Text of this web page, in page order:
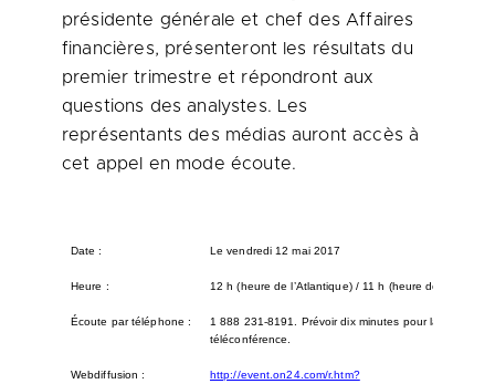
présidente générale et chef des Affaires
financières, présenteront les résultats du
premier trimestre et répondront aux
questions des analystes. Les
représentants des médias auront accès à
cet appel en mode écoute.
Date : Le vendredi 12 mai 2017
Heure : 12 h (heure de l’Atlantique) / 11 h (heure de l’Est)
Écoute par téléphone :
1 888 231-8191. Prévoir dix minutes pour la
téléconférence.
Webdiffusion :
http://event.on24.com/r.htm?